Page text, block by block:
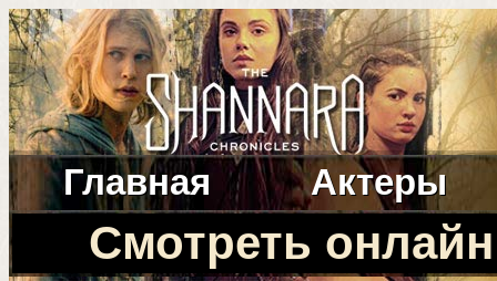
Главная Актеры
Смотреть онлайн